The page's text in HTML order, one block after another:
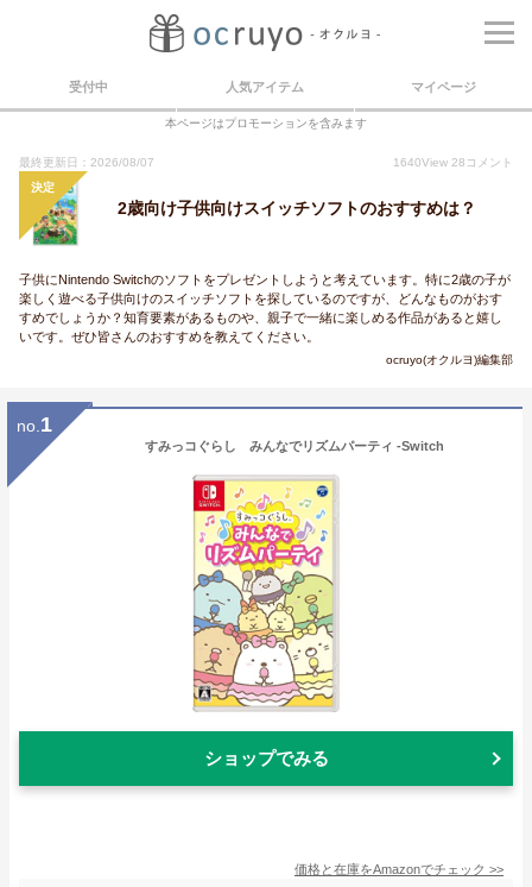
受付中 人気アイテム マイページ
本ページはプロモーションを含みます
最終更新日：2026/08/07 1640View 28 コメント
決定
2歳向け子供向けスイッチソフトのおすすめは？
子供にNintendo Switchのソフトをプレゼントしようと考えています。特に2歳の子が
楽しく遊べる子供向けのスイッチソフトを探しているのですが、どんなものがおす
すめでしょうか？知育要素があるものや、親子で一緒に楽しめる作品があると嬉し
いです。ぜひ皆さんのおすすめを教えてください。
ocruyo(オクルヨ)編集部
no. 1
すみっコぐらし みんなでリズムパーティ -Switch
ショップでみる
価格と在庫をAmazonでチェック >>